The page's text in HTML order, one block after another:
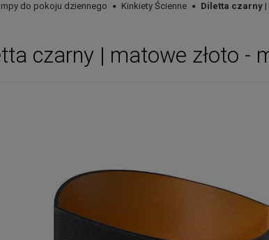
do pokoju dziennego Kinkiety Ścienne Diletta czarny |
czarny | matowe złoto -